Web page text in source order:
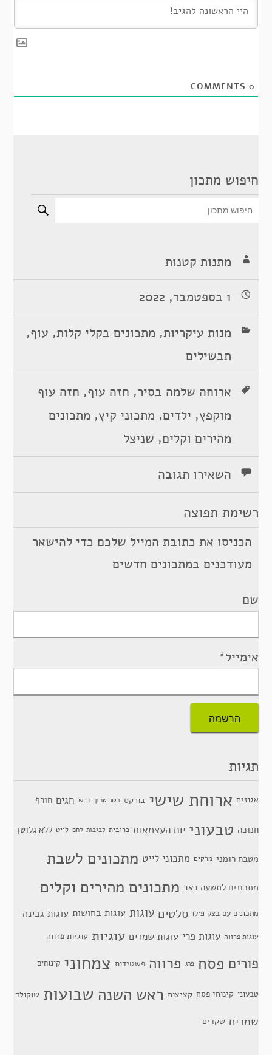
0
חיפוש מתכון
מתנות קטנות
1 בספטמבר, 2022
מנות עיקריות, מתכונים בקלי קלות, עוף,
תבשילים
ארוחה שלמה בסיר, חזה עוף, חזה עוף
מוקפץ, ילדים, מתכוני קיץ, מתכונים
מהירים וקלים, שניצל
השאירו תגובה
רשימת תפוצה
הכניסו את כתובת המייל שלכם כדי להישאר
מעודכנים במתכונים חדשים
שם
אימייל*
תגיות
אגוזים ארוחת שישי בורקס בשר טחון דבש חגים חורף
חנוכה טבעוני יום העצמאות כרובית לביבות לחם לייט ללא גלוטן
מטבח רומני מרקים מתכוני לייט מתכונים לשבת
מתכונים לתשעה באב מתכונים מהירים וקלים
מתכונים עם בצק פילו סלטים עוגות עוגות בחושות עוגות גבינה
עוגות פרווה עוגות פרי עוגות שמרים עוגיות עוגיות פרווה
פורים פסח פרג פרווה פשטידות צמחוני קינוחים
טבעוני קינוחי פסח קציצות ראש השנה שבועות שוקולד
שמרים שקדים